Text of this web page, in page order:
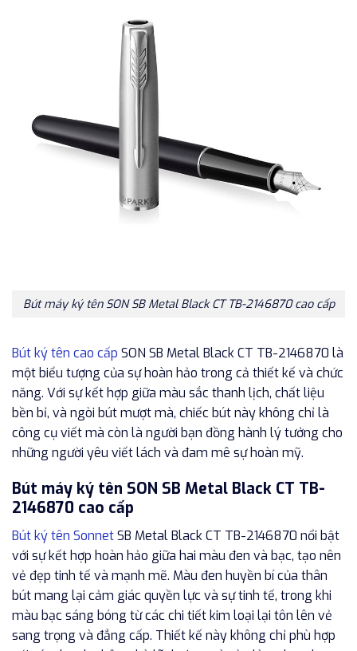
Bút máy ký tên SON SB Metal Black CT TB-2146870 cao cấp
Bút ký tên cao cấp SON SB Metal Black CT TB-2146870 là
một biểu tượng của sự hoàn hảo trong cả thiết kế và chức
năng. Với sự kết hợp giữa màu sắc thanh lịch, chất liệu
bền bỉ, và ngòi bút mượt mà, chiếc bút này không chỉ là
công cụ viết mà còn là người bạn đồng hành lý tưởng cho
những người yêu viết lách và đam mê sự hoàn mỹ.
Bút máy ký tên SON SB Metal Black CT TB-
2146870 cao cấp
Bút ký tên SonnetSB Metal Black CT TB-2146870 nổi bật
với sự kết hợp hoàn hảo giữa hai màu đen và bạc, tạo nên
vẻ đẹp tinh tế và mạnh mẽ. Màu đen huyền bí của thân
bút mang lại cảm giác quyền lực và sự tinh tế, trong khi
màu bạc sáng bóng từ các chi tiết kim loại lại tôn lên vẻ
sang trọng và đẳng cấp. Thiết kế này không chỉ phù hợp